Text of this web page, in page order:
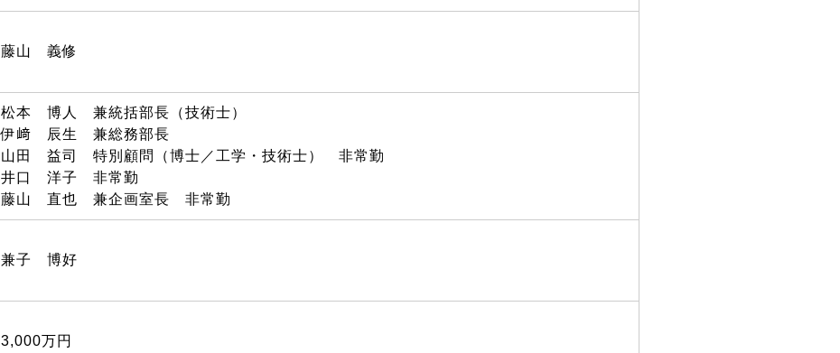
藤山 義修
松本 博人 兼統括部長（技術士）
伊﨑 辰生 兼総務部長
山田 益司 特別顧問（博士／工学・技術士） 非常勤
井口 洋子 非常勤
藤山 直也 兼企画室長 非常勤
兼子 博好
3,000万円